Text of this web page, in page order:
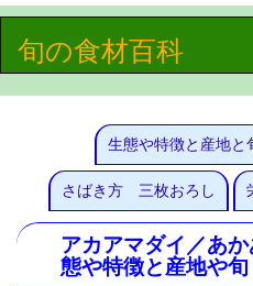
旬の食材百科
生態や特徴と産地と
さばき方 三枚おろし
アカアマダイ／あ
態や特徴と産地や旬